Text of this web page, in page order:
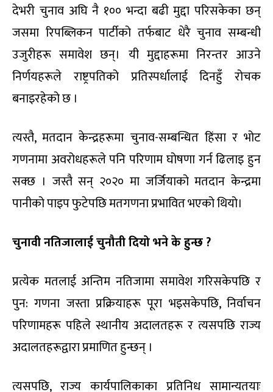
देभरी चुनाव अघि नै १०० भन्दा बढी मुद्दा परिसकेका छन्
जसमा रिपब्लिकन पार्टीको तर्फबाट धेरै चुनाव सम्बन्धी
उजुरीहरू समावेश छन्। यी मुद्दाहरूमा निरन्तर आउने
निर्णयहरूले राष्ट्रपतिको प्रतिस्पर्धालाई दिनहुँ रोचक
बनाइरहेको छ ।
त्यस्तै, मतदान केन्द्रहरूमा चुनाव-सम्बन्धित हिंसा र भोट
गणनामा अवरोधहरूले पनि परिणाम घोषणा गर्न ढिलाइ हुन
सक्छ । जस्तै सन् २०२० मा जर्जियाको मतदान केन्द्रमा
पानीको पाइप फुटेपछि मतगणना प्रभावित भएको थियो।
चुनावी नतिजालाई चुनौती दियो भने के हुन्छ ?
प्रत्येक मतलाई अन्तिम नतिजामा समावेश गरिसकेपछि र
पुन: गणना जस्ता प्रक्रियाहरू पूरा भइसकेपछि, निर्वाचन
परिणामहरू पहिले स्थानीय अदालतहरू र त्यसपछि राज्य
अदालतहरूद्वारा प्रमाणित हुन्छन् ।
त्यसपछि, राज्य कार्यपालिकाका प्रतिनिध सामान्यतयाः